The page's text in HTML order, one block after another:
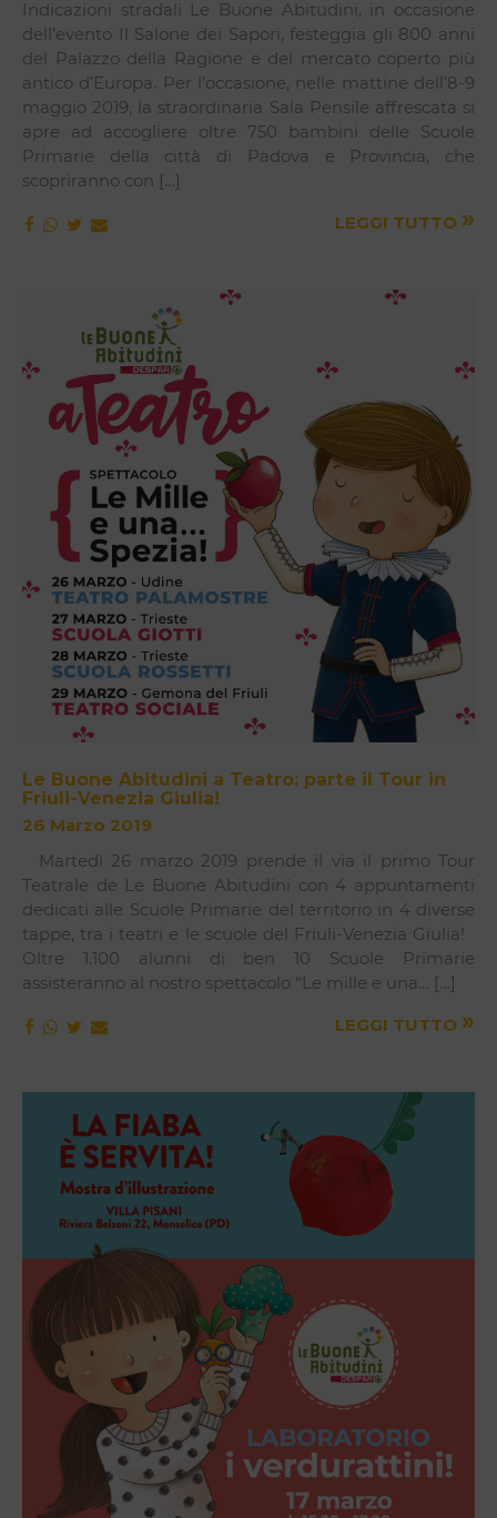
Indicazioni stradali Le Buone Abitudini, in occasione
dell’evento Il Salone dei Sapori, festeggia gli 800 anni
del Palazzo della Ragione e del mercato coperto più
antico d’Europa. Per l’occasione, nelle mattine dell’8-9
maggio 2019, la straordinaria Sala Pensile affrescata si
apre ad accogliere oltre 750 bambini delle Scuole
Primarie della città di Padova e Provincia, che
scopriranno con […]
LEGGI TUTTO »
Le Buone Abitudini a Teatro: parte il Tour in
Friuli-Venezia Giulia!
26 Marzo 2019
Martedì 26 marzo 2019 prende il via il primo Tour
Teatrale de Le Buone Abitudini con 4 appuntamenti
dedicati alle Scuole Primarie del territorio in 4 diverse
tappe, tra i teatri e le scuole del Friuli-Venezia Giulia!
Oltre 1.100 alunni di ben 10 Scuole Primarie
assisteranno al nostro spettacolo “Le mille e una… […]
LEGGI TUTTO »